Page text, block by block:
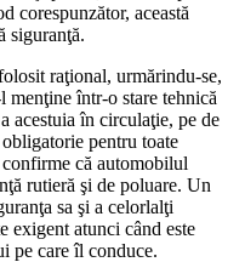
corespunzător, această
siguranţă.
raţional, urmărindu-se,
menţine într-o stare tehnică
acestuia în circulaţie, pe de
pentru toate
că automobilul
rutieră şi de poluare. Un
sa şi a celorlalţi
exigent atunci când este
pe care îl conduce.